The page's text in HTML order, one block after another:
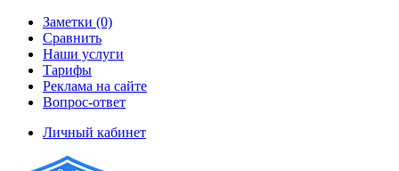
Заметки (0)
Сравнить
Наши услуги
Тарифы
Реклама на сайте
Вопрос-ответ
Личный кабинет